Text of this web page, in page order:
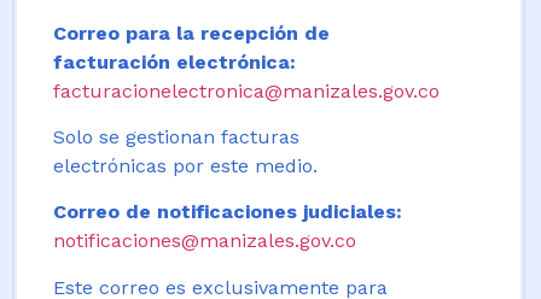
Correo para la recepción de
facturación electrónica:
facturacionelectronica@manizales.gov.co
Solo se gestionan facturas
electrónicas por este medio.
Correo de notificaciones judiciales:
notificaciones@manizales.gov.co
Este correo es exclusivamente para